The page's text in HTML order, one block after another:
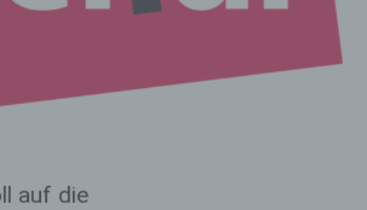
auf die